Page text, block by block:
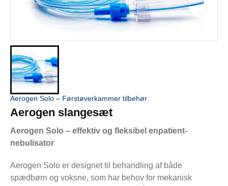
Aerogen Solo – Førstøverkammer tilbehør
Aerogen slangesæt
Aerogen Solo – effektiv og fleksibel enpatient-
nebulisator
Aerogen Solo er designet til behandling af både
spædbørn og voksne, som har behov for mekanisk